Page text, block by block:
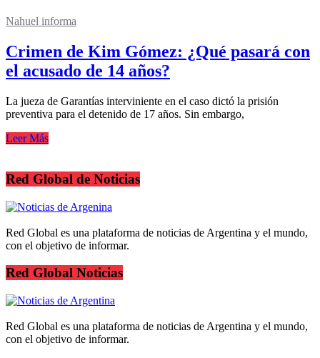
Nahuel informa
Crimen de Kim Gómez: ¿Qué pasará con
el acusado de 14 años?
La jueza de Garantías interviniente en el caso dictó la prisión
preventiva para el detenido de 17 años. Sin embargo,
Leer Más
Red Global de Noticias
Red Global es una plataforma de noticias de Argentina y el mundo,
con el objetivo de informar.
Red Global Noticias
Red Global es una plataforma de noticias de Argentina y el mundo,
con el objetivo de informar.